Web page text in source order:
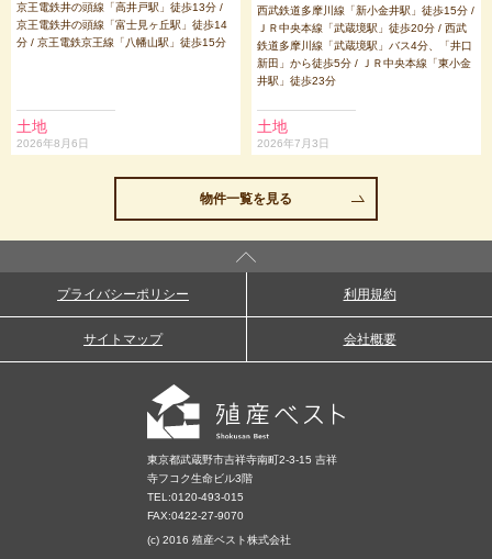
京王電鉄井の頭線「高井戸駅」徒歩13分 /
京王電鉄井の頭線「富士見ヶ丘駅」徒歩14
分 / 京王電鉄京王線「八幡山駅」徒歩15分
土地
2026年8月6日
西武鉄道多摩川線「新小金井駅」徒歩15分 /
ＪＲ中央本線「武蔵境駅」徒歩20分 / 西武
鉄道多摩川線「武蔵境駅」バス4分、「井口
新田」から徒歩5分 / ＪＲ中央本線「東小金
井駅」徒歩23分
土地
2026年7月3日
物件一覧を見る
中
杉
吉
三
閉じる
プライバシーポリシー 利用規約
サイトマップ 会社概要
東京都武蔵野市吉祥寺南町2-3-15 吉祥
寺フコク生命ビル3階
TEL:0120-493-015
FAX:0422-27-9070
(c) 2016 殖産ベスト株式会社